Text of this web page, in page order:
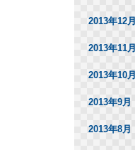
2013年12月
2013年11月
2013年10月
2013年9月
2013年8月